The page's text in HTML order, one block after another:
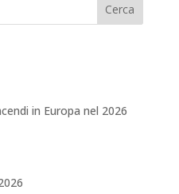
Cerca
in Europa nel 2026